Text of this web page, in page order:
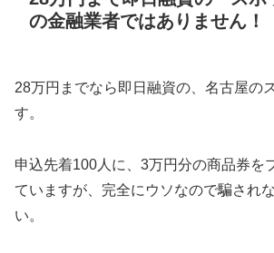
の金融業者ではありません！
28万円までなら即日融資の、名古屋の
す。
申込先着100人に、3万円分の商品券を
ていますが、完全にウソなので騙され
い。